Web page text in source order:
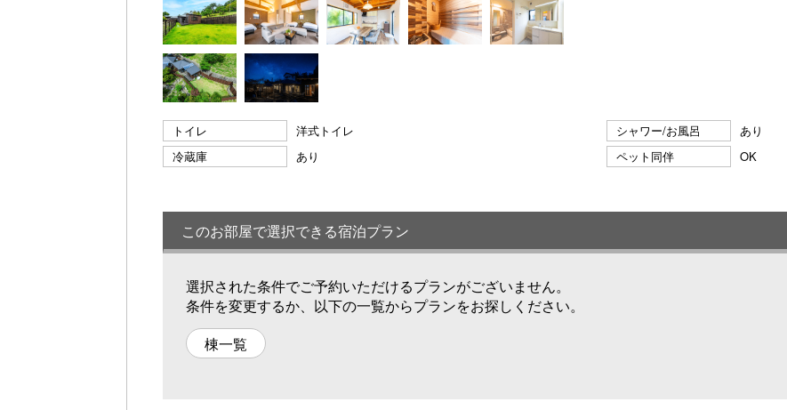
トイレ 洋式トイレ シャワー/お風呂
あり
冷蔵庫
あり ペット同伴 OK
このお部屋で選択できる宿泊プラン
選択された条件でご予約いただけるプランがございません。
条件を変更するか、以下の一覧からプランをお探しください。
棟一覧